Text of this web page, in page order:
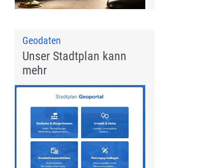
Geodaten
Unser Stadtplan kann
mehr